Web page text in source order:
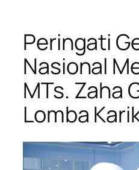
Peringati
Nasional
MTs. Zaha
Lomba